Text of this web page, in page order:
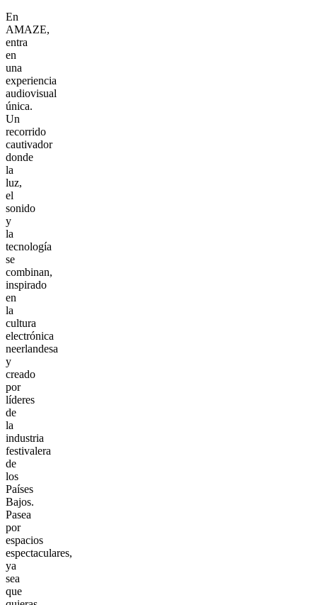
En
AMAZE,
entra
en
una
experiencia
audiovisual
única.
Un
recorrido
cautivador
donde
la
luz,
el
sonido
y
la
tecnología
se
combinan,
inspirado
en
la
cultura
electrónica
neerlandesa
y
creado
por
líderes
de
la
industria
festivalera
de
los
Países
Bajos.
Pasea
por
espacios
espectaculares,
ya
sea
que